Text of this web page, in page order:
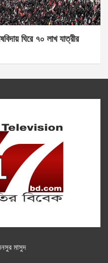
ঘিরে ৭০ লাখ যাত্রীর
মাসুদ